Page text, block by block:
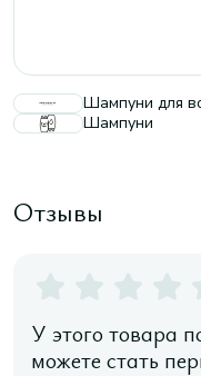
Шампуни для
Шампуни
Отзывы
У этого товара
можете стать